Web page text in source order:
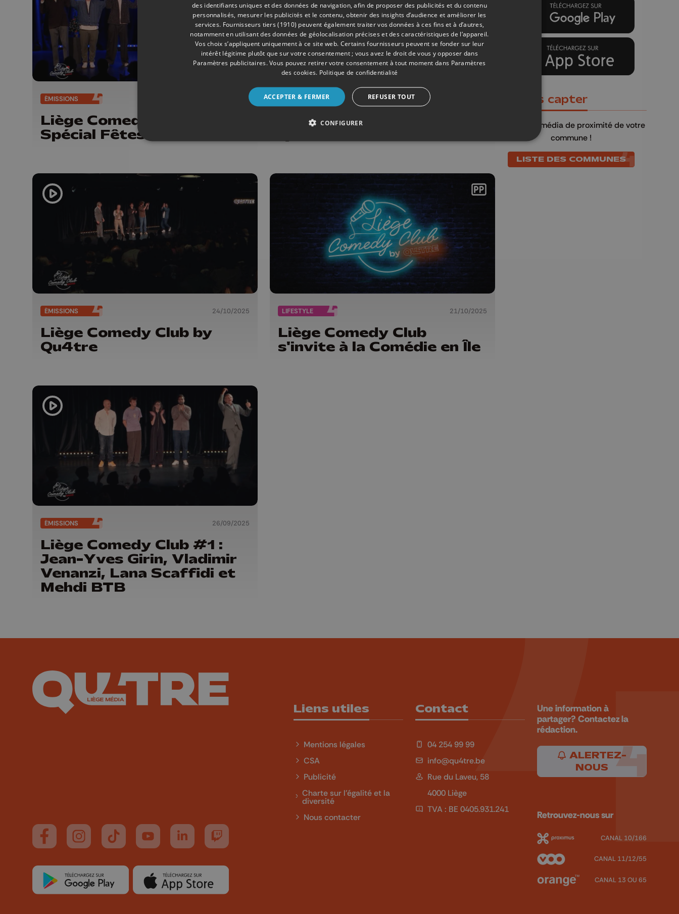
ÉMISSIONS 19/12/2025
Liège Comedy Club #4 -
Spécial Fêtes
ÉMISSIONS
Liège Comedy Club by
ÉMISSIONS 24/10/2025
Liège Comedy Club by
Qu4tre
LIFESTYLE 21/10/2025
Liège Comedy Club
s'invite à la Comédie en Île
ÉMISSIONS 26/09/2025
Liège Comedy Club #1 :
Jean-Yves Girin, Vladimir
Venanzi, Lana Scaffidi et
Mehdi BTB
Où nous capter
, le média de proximité de votre
commune !
LISTE DES COMMUNES
Suivez-nous sur FaceBook
Suivez-nous sur Instagram
Suivez-nous sur TikTok
Suivez-nous sur YouTube
Suivez-nous sur LinkedIn
Suivez-nous sur Twitch
Liens utiles
Mentions légales
CSA
Publicité
Charte sur l'égalité et la
diversité
Nous contacter
Contact
04 254 99 99
info@qu4tre.be
Rue du Laveu, 58
4000 Liège
TVA : BE 0405.931.241
Une information à
partager? Contactez la
rédaction.
ALERTEZ-
NOUS
Retrouvez-nous sur
CANAL 10/166
CANAL 11/12/55
CANAL 13 OU 65
des identifiants uniques et des données de navigation, afin de proposer des publicités et du contenu
personnalisés, mesurer les publicités et le contenu, obtenir des insights d’audience et améliorer les
services. Fournisseurs tiers (1910) peuvent également traiter vos données à ces fins et à d’autres,
notamment en utilisant des données de géolocalisation précises et des caractéristiques de l’appareil.
Vos choix s’appliquent uniquement à ce site web. Certains fournisseurs peuvent se fonder sur leur
intérêt légitime plutôt que sur votre consentement ; vous avez le droit de vous y opposer dans
Paramètres publicitaires. Vous pouvez retirer votre consentement à tout moment dans Paramètres
des cookies. Politique de confidentialité
ACCEPTER & FERMER REFUSER TOUT
CONFIGURER